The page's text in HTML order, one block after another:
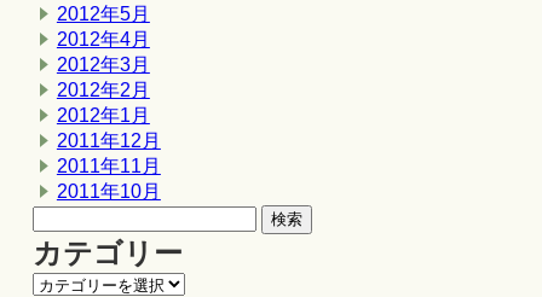
2012年5月
2012年4月
2012年3月
2012年2月
2012年1月
2011年12月
2011年11月
2011年10月
カテゴリー